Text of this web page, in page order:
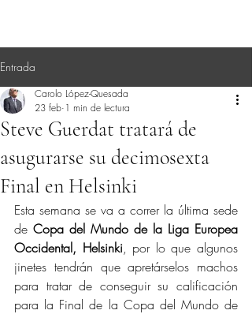
Entrada
Steve Guerdat tratará de
asugurarse su decimosexta
Final en Helsinki
Carolo López-Quesada
23 feb 1 min de lectura
Esta semana se va a correr la última sede
de Copa del Mundo de la Liga Europea
Occidental, Helsinki, por lo que algunos
jinetes tendrán que apretárselos machos
para tratar de conseguir su calificación
para la Final de la Copa del Mundo de